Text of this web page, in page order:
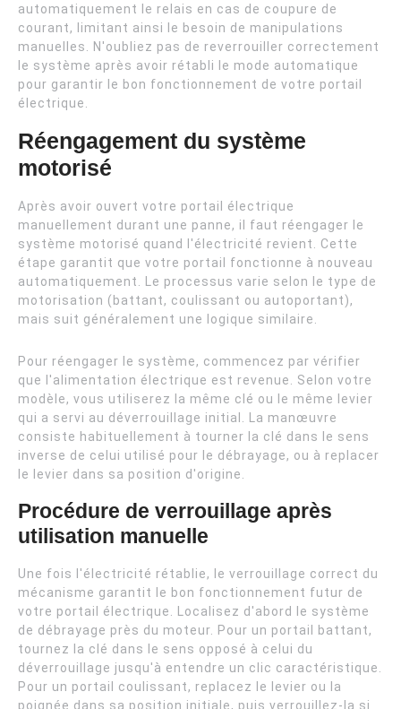
automatiquement le relais en cas de coupure de
courant, limitant ainsi le besoin de manipulations
manuelles. N'oubliez pas de reverrouiller correctement
le système après avoir rétabli le mode automatique
pour garantir le bon fonctionnement de votre portail
électrique.
Réengagement du système
motorisé
Après avoir ouvert votre portail électrique
manuellement durant une panne, il faut réengager le
système motorisé quand l'électricité revient. Cette
étape garantit que votre portail fonctionne à nouveau
automatiquement. Le processus varie selon le type de
motorisation (battant, coulissant ou autoportant),
mais suit généralement une logique similaire.
Pour réengager le système, commencez par vérifier
que l'alimentation électrique est revenue. Selon votre
modèle, vous utiliserez la même clé ou le même levier
qui a servi au déverrouillage initial. La manœuvre
consiste habituellement à tourner la clé dans le sens
inverse de celui utilisé pour le débrayage, ou à replacer
le levier dans sa position d'origine.
Procédure de verrouillage après
utilisation manuelle
Une fois l'électricité rétablie, le verrouillage correct du
mécanisme garantit le bon fonctionnement futur de
votre portail électrique. Localisez d'abord le système
de débrayage près du moteur. Pour un portail battant,
tournez la clé dans le sens opposé à celui du
déverrouillage jusqu'à entendre un clic caractéristique.
Pour un portail coulissant, replacez le levier ou la
poignée dans sa position initiale, puis verrouillez-la si